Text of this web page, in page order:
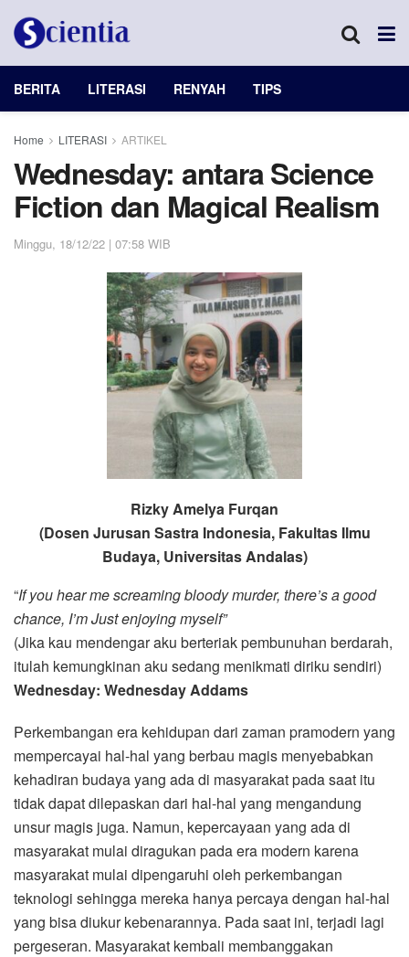
BERITA LITERASI RENYAH TIPS
Home LITERASI ARTIKEL
Wednesday: antara Science
Fiction dan Magical Realism
Minggu, 18/12/22 | 07:58 WIB
Rizky Amelya Furqan
(Dosen Jurusan Sastra Indonesia, Fakultas Ilmu
Budaya, Universitas Andalas)
“If you hear me screaming bloody murder, there’s a good
chance, I’m Just enjoying myself”
(Jika kau mendengar aku berteriak pembunuhan berdarah,
itulah kemungkinan aku sedang menikmati diriku sendiri)
Wednesday: Wednesday Addams
Perkembangan era kehidupan dari zaman pramodern yang
mempercayai hal-hal yang berbau magis menyebabkan
kehadiran budaya yang ada di masyarakat pada saat itu
tidak dapat dilepaskan dari hal-hal yang mengandung
unsur magis juga. Namun, kepercayaan yang ada di
masyarakat mulai diragukan pada era modern karena
masyarakat mulai dipengaruhi oleh perkembangan
teknologi sehingga mereka hanya percaya dengan hal-hal
yang bisa diukur kebenarannya. Pada saat ini, terjadi lagi
pergeseran. Masyarakat kembali membanggakan